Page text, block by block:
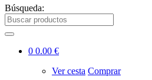
Búsqueda:
0 0.00 €
Ver cesta Comprar